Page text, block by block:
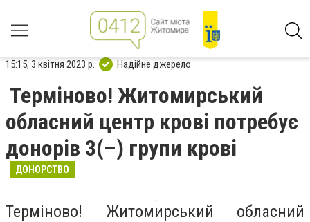
15:15, 3 квітня 2023 р. Надійне джерело
Терміново! Житомирський
обласний центр крові потребує
донорів 3(–) групи крові
ДОНОРСТВО
Терміново! Житомирський обласний